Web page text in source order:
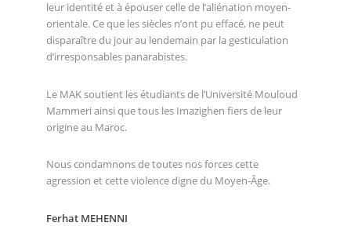
leur identité et à épouser celle de l’aliénation moyen-
orientale. Ce que les siècles n’ont pu effacé, ne peut
disparaître du jour au lendemain par la gesticulation
d’irresponsables panarabistes.
Le MAK soutient les étudiants de l’Université Mouloud
Mammeri ainsi que tous les Imazighen fiers de leur
origine au Maroc.
Nous condamnons de toutes nos forces cette
agression et cette violence digne du Moyen-Âge.
Ferhat MEHENNI